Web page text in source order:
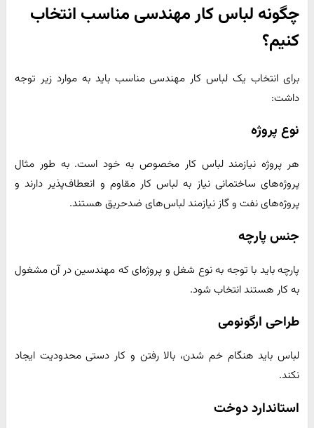
چگونه لباس کار مهندسی مناسب انتخاب
کنیم؟
برای انتخاب یک لباس کار مهندسی مناسب باید به موارد زیر توجه
داشت:
نوع پروژه
هر پروژه نیازمند لباس کار مخصوص به خود است. به طور مثال
پروژه‌های ساختمانی نیاز به لباس کار مقاوم و انعطاف‌پذیر دارند و
پروژه‌های نفت و گاز نیازمند لباس‌های ضدحریق هستند.
جنس پارچه
پارچه باید با توجه به نوع شغل و پروژه‌ای که مهندسین در آن مشغول
به کار هستند انتخاب شود.
طراحی ارگونومی
لباس باید هنگام خم شدن، بالا رفتن و کار دستی محدودیت ایجاد
نکند.
استاندارد دوخت